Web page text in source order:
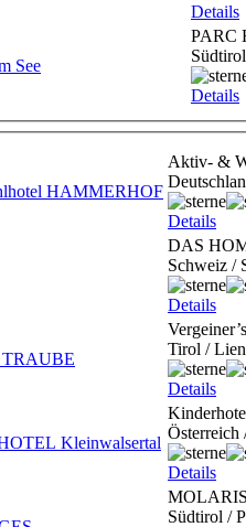
Details
PARC
Details
Aktiv- &
Details
DAS
Schweiz /
Details
Tirol /
Details
Österreich
Details
Südtirol /